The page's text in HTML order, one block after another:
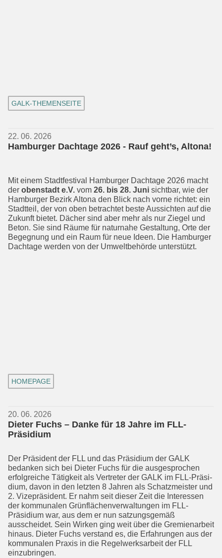
GALK-THEMENSEITE
22. 06. 2026
Hamburger Dachtage 2026 - Rauf geht’s, Altona!
Mit einem Stadtfestival Hamburger Dachtage 2026 macht
der obenstadt e.V. vom 26. bis 28. Juni sichtbar, wie der
Hamburger Bezirk Altona den Blick nach vorne richtet: ein
Stadtteil, der von oben betrachtet beste Aussichten auf die
Zukunft bietet. Dächer sind aber mehr als nur Ziegel und
Beton. Sie sind Räume für naturnahe Gestaltung, Orte der
Begeg­nung und ein Raum für neue Ideen. Die Hamburger
Dachtage werden von der Umweltbehörde unterstützt.
HOMEPAGE
20. 06. 2026
Dieter Fuchs – Danke für 18 Jahre im FLL-
Präsidium
Der Präsident der FLL und das Präsidium der GALK
bedanken sich bei Dieter Fuchs für die ausge­sprochen
erfolgreiche Tätig­keit als Vertreter der GALK im FLL-Präsi­
dium, davon in den letzten 8 Jahren als Schatzmeister und
2. Vizepräsident. Er nahm seit dieser Zeit die Interessen
der kommunalen Grünflächen­verwaltungen im FLL-
Präsidium war, aus dem er nun satzungsgemäß
ausscheidet. Sein Wirken ging weit über die Gremienarbeit
hinaus. Dieter Fuchs verstand es, die Erfahrungen aus der
kommunalen Praxis in die Regel­werks­arbeit der FLL
einzubringen.